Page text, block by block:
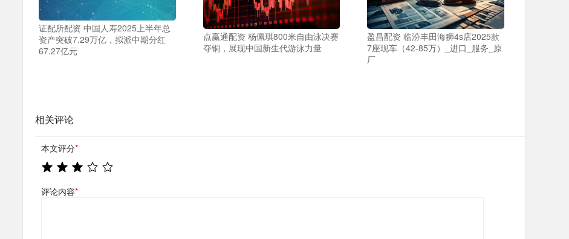
证配所配资 中国人寿2025上半年总
资产突破7.29万亿，拟派中期分红
67.27亿元
点赢通配资 杨佩琪800米自由泳决赛
夺铜，展现中国新生代游泳力量
盈昌配资 临汾丰田海狮4s店2025款
7座现车（42-85万）_进口_服务_原
厂
相关评论
本文评分*
评论内容*